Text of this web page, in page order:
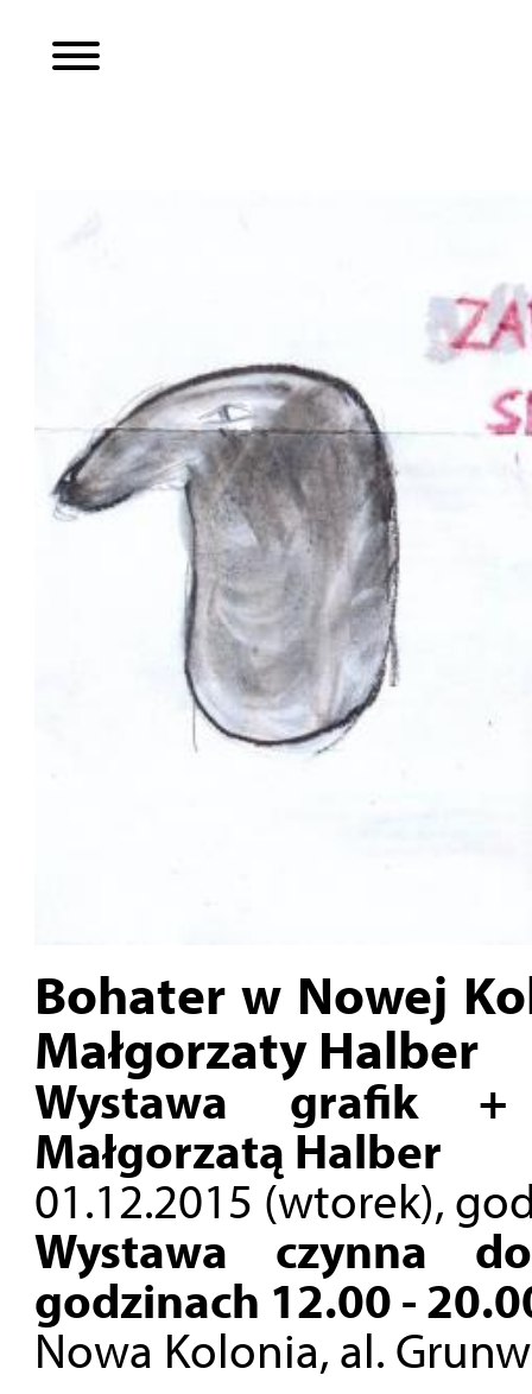
Bohater w Nowej
Małgorzaty Halber
Wystawa grafik
Małgorzatą Halber
01.12.2015 (wtorek),
Wystawa czynna
godzinach 12.00 -
Nowa Kolonia, al.